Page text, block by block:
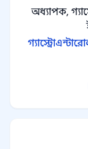
অধ্যাপক,